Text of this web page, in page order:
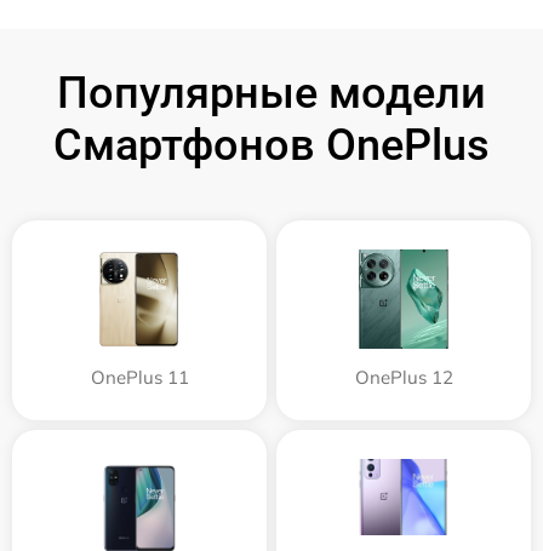
Популярные модели
Смартфонов OnePlus
OnePlus 11 OnePlus 12